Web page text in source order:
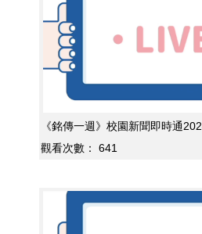
《銘傳一週》校園新聞即時通
觀看次數：
641